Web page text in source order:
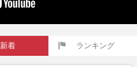
新着 ランキング